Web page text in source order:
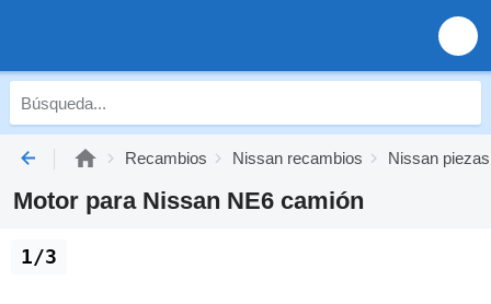
Recambios Nissan recambios Nissan
Motor para Nissan NE6 camión
1/3